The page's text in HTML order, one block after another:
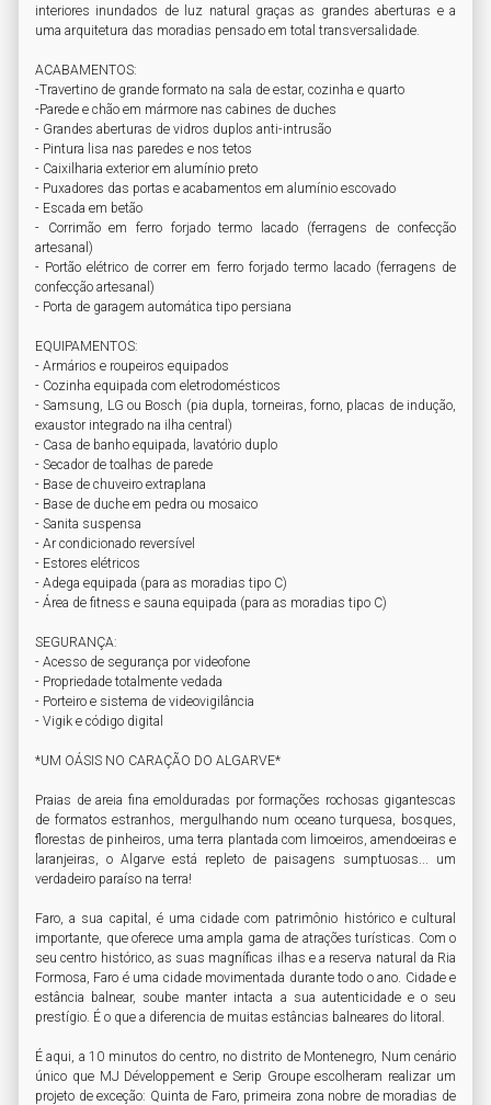
interiores inundados de luz natural graças as grandes aberturas e a
uma arquitetura das moradias pensado em total transversalidade.
ACABAMENTOS:
-Travertino de grande formato na sala de estar, cozinha e quarto
-Parede e chão em mármore nas cabines de duches
- Grandes aberturas de vidros duplos anti-intrusão
- Pintura lisa nas paredes e nos tetos
- Caixilharia exterior em alumínio preto
- Puxadores das portas e acabamentos em alumínio escovado
- Escada em betão
- Corrimão em ferro forjado termo lacado (ferragens de confecção
artesanal)
- Portão elétrico de correr em ferro forjado termo lacado (ferragens de
confecção artesanal)
- Porta de garagem automática tipo persiana
EQUIPAMENTOS:
- Armários e roupeiros equipados
- Cozinha equipada com eletrodomésticos
- Samsung, LG ou Bosch (pia dupla, torneiras, forno, placas de indução,
exaustor integrado na ilha central)
- Casa de banho equipada, lavatório duplo
- Secador de toalhas de parede
- Base de chuveiro extraplana
- Base de duche em pedra ou mosaico
- Sanita suspensa
- Ar condicionado reversível
- Estores elétricos
- Adega equipada (para as moradias tipo C)
- Área de fitness e sauna equipada (para as moradias tipo C)
SEGURANÇA:
- Acesso de segurança por videofone
- Propriedade totalmente vedada
- Porteiro e sistema de videovigilância
- Vigik e código digital
*UM OÁSIS NO CARAÇÃO DO ALGARVE*
Praias de areia fina emolduradas por formações rochosas gigantescas
de formatos estranhos, mergulhando num oceano turquesa, bosques,
florestas de pinheiros, uma terra plantada com limoeiros, amendoeiras e
laranjeiras, o Algarve está repleto de paisagens sumptuosas... um
verdadeiro paraíso na terra!
Faro, a sua capital, é uma cidade com patrimônio histórico e cultural
importante, que oferece uma ampla gama de atrações turísticas. Com o
seu centro histórico, as suas magníficas ilhas e a reserva natural da Ria
Formosa, Faro é uma cidade movimentada durante todo o ano. Cidade e
estância balnear, soube manter intacta a sua autenticidade e o seu
prestígio. É o que a diferencia de muitas estâncias balneares do litoral.
É aqui, a 10 minutos do centro, no distrito de Montenegro, Num cenário
único que MJ Développement e Serip Groupe escolheram realizar um
projeto de exceção: Quinta de Faro, primeira zona nobre de moradias de